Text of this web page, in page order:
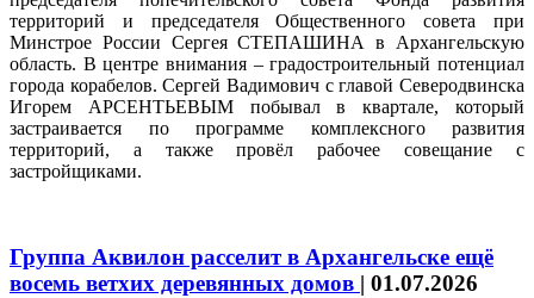
территорий и председателя Общественного совета при
Минстрое России Сергея СТЕПАШИНА в Архангельскую
область. В центре внимания – градостроительный потенциал
города корабелов. Сергей Вадимович с главой Северодвинска
Игорем АРСЕНТЬЕВЫМ побывал в квартале, который
застраивается по программе комплексного развития
территорий, а также провёл рабочее совещание с
застройщиками.
Группа Аквилон расселит в Архангельске ещё
восемь ветхих деревянных домов | 01.07.2026